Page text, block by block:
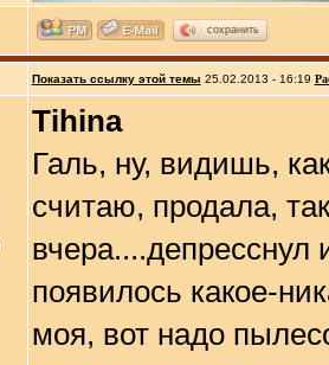
сохранить
Показать ссылку этой темы 25.02.2013 - 16:19
Tihina
Галь, ну, видишь,
считаю, продала,
появилось какое-
моя, вот надо